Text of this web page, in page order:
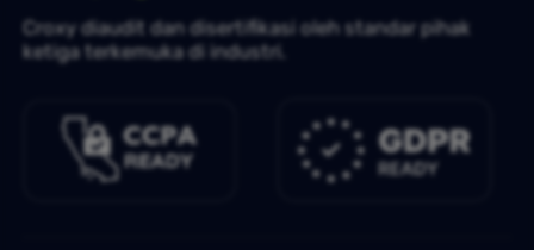
Croxy diaudit dan disertifikasi oleh standar pihak
ketiga terkemuka di industri.